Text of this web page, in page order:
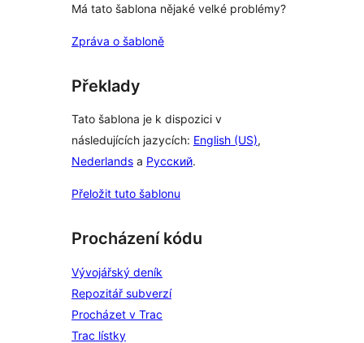
Má tato šablona nějaké velké problémy?
Zpráva o šabloně
Překlady
Tato šablona je k dispozici v
následujících jazycích: English (US),
Nederlands a Русский.
Přeložit tuto šablonu
Procházení kódu
Vývojářský deník
Repozitář subverzí
Procházet v Trac
Trac lístky